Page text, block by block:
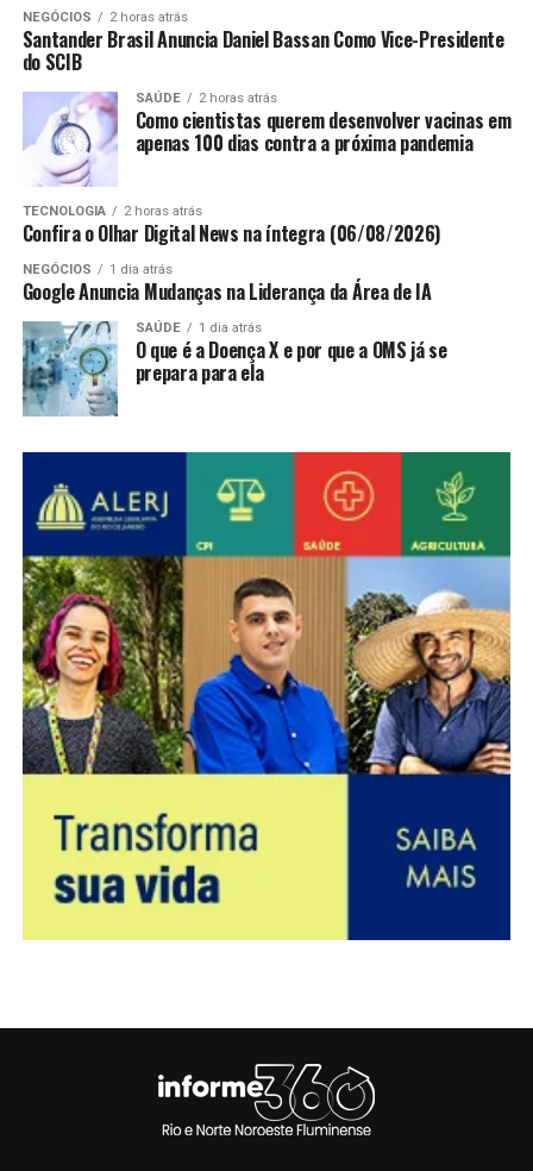
NEGÓCIOS 2 horas atrás
Santander Brasil Anuncia Daniel Bassan Como Vice-Presidente
do SCIB
SAÚDE 2 horas atrás
Como cientistas querem desenvolver vacinas em
apenas 100 dias contra a próxima pandemia
TECNOLOGIA 2 horas atrás
Confira o Olhar Digital News na íntegra (06/08/2026)
NEGÓCIOS 1 dia atrás
Google Anuncia Mudanças na Liderança da Área de IA
SAÚDE 1 dia atrás
O que é a Doença X e por que a OMS já se
prepara para ela